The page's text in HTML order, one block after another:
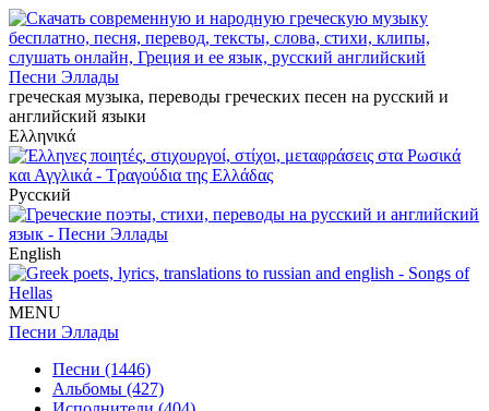
Песни Эллады
греческая музыка, переводы греческих песен на русский и
английский языки
Ελληνικά
Русский
English
MENU
Песни Эллады
Песни (1446)
Альбомы (427)